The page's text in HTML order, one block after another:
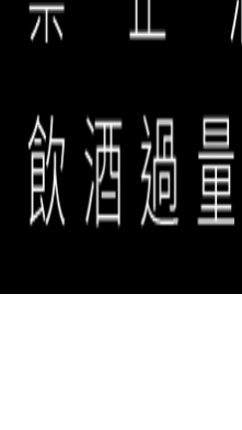
誠品生活餐旅事業群